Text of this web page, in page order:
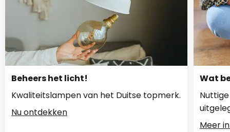
Beheers het licht!
Kwaliteitslampen van het Duitse topmerk.
Nu ontdekken
Wat
Meer